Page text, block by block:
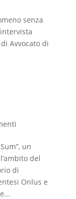
senza
Avvocato di
un
del
di
Onlus e